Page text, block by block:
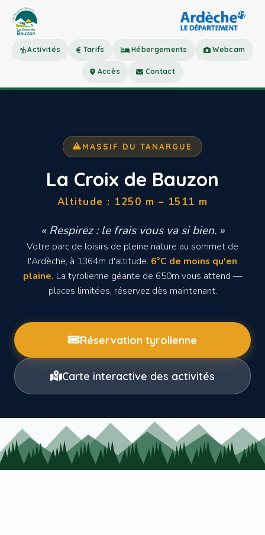
Activités Tarifs Hébergements Webcam
Accès Contact
MASSIF DU TANARGUE
La Croix de Bauzon
Altitude : 1250 m – 1511 m
« Respirez : le frais vous va si bien. »
Votre parc de loisirs de pleine nature au sommet de
l'Ardèche, à 1364m d'altitude. 6°C de moins qu'en
plaine. La tyrolienne géante de 650m vous attend —
places limitées, réservez dès maintenant.
Réservation tyrolienne
Carte interactive des activités